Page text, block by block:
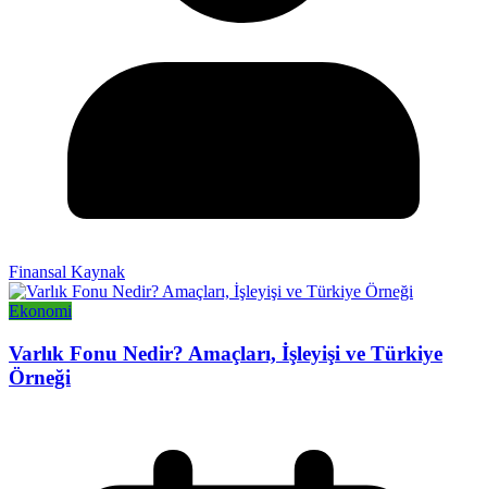
Finansal Kaynak
Ekonomi
Varlık Fonu Nedir? Amaçları, İşleyişi ve Türkiye
Örneği